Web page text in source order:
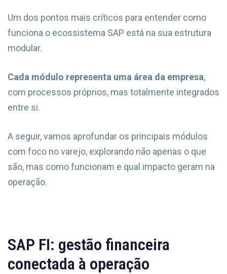
Um dos pontos mais críticos para entender como
funciona o ecossistema SAP está na sua estrutura
modular.
Cada módulo representa uma área da empresa,
com processos próprios, mas totalmente integrados
entre si.
A seguir, vamos aprofundar os principais módulos
com foco no varejo, explorando não apenas o que
são, mas como funcionam e qual impacto geram na
operação.
SAP FI: gestão financeira
conectada à operação